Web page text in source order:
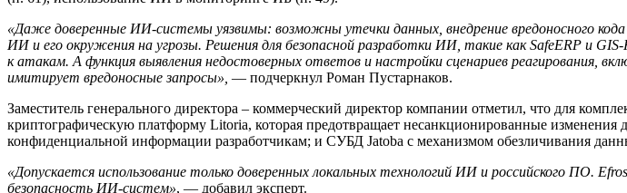
«Даже доверенные ИИ-системы уязвимы: возможны утечки данных, внедрение вредоносного
ИИ и его окружения на угрозы. Решения для безопасной разработки ИИ, такие как SafeERP и
к атакам. А функция выявления недостоверных ответов и настройки сценариев реагирования,
имитирует вредоносные запросы», — подчеркнул Роман Пустарнаков.
Заместитель генерального директора – коммерческий директор компании отметил, что для
криптографическую платформу Litoria, которая предотвращает несанкционированные
конфиденциальной информации разработчикам; и СУБД Jatoba с механизмом обезличивания
«Допускается использование только доверенных локальных технологий ИИ и российского ПО.
безопасность ИИ-систем», — добавил эксперт.